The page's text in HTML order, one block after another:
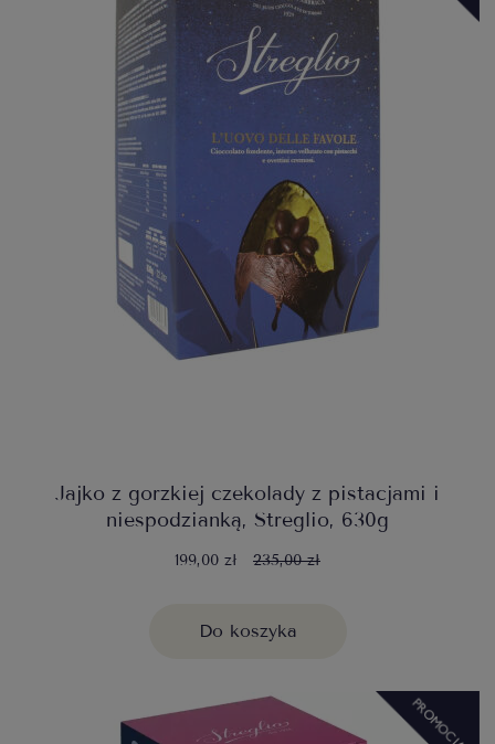
Jajko z gorzkiej czekolady z pistacjami i
niespodzianką, Streglio, 630g
199,00 zł 235,00 zł
Do koszyka